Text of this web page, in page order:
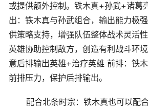
或提供额外控制。铁木真+孙武+诸葛
出：铁木真与孙武组合，输出能力极
供策略支持，增强队伍整体战术灵活
英雄协助控制敌方，创造有利战斗环
意后排输出英雄+治疗英雄 前排：铁
前排压力，保护后排输出。
配合北条时宗：铁木真也可以配